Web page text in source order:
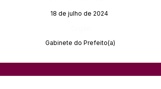
18 de julho de 2024
Gabinete do Prefeito(a)